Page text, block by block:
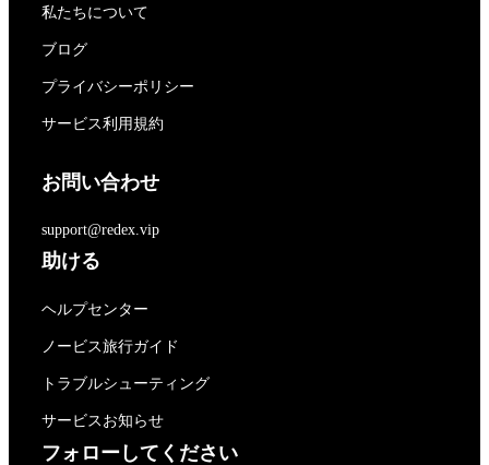
私たちについて
ブログ
プライバシーポリシー
サービス利用規約
お問い合わせ
support@redex.vip
助ける
ヘルプセンター
ノービス旅行ガイド
トラブルシューティング
サービスお知らせ
フォローしてください